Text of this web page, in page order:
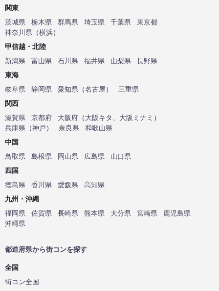
関東
茨城県
栃木県 群馬県 埼玉県 千葉県
東京都
神奈川県 （横浜）
甲信越・北陸
新潟県
富山県 石川県 福井県 山梨県
長野県
東海
岐阜県
静岡県 愛知県 （名古屋）
三重県
関西
滋賀県
京都府 大阪府 （大阪キタ 大阪ミナミ ）
兵庫県 （神戸） 奈良県
和歌山県
中国
鳥取県
島根県 岡山県 広島県
山口県
四国
徳島県
香川県 愛媛県
高知県
九州・沖縄
福岡県
佐賀県 長崎県 熊本県 大分県 宮崎県
鹿児島県
沖縄県
都道府県から街コンを探す
全国
街コン全国